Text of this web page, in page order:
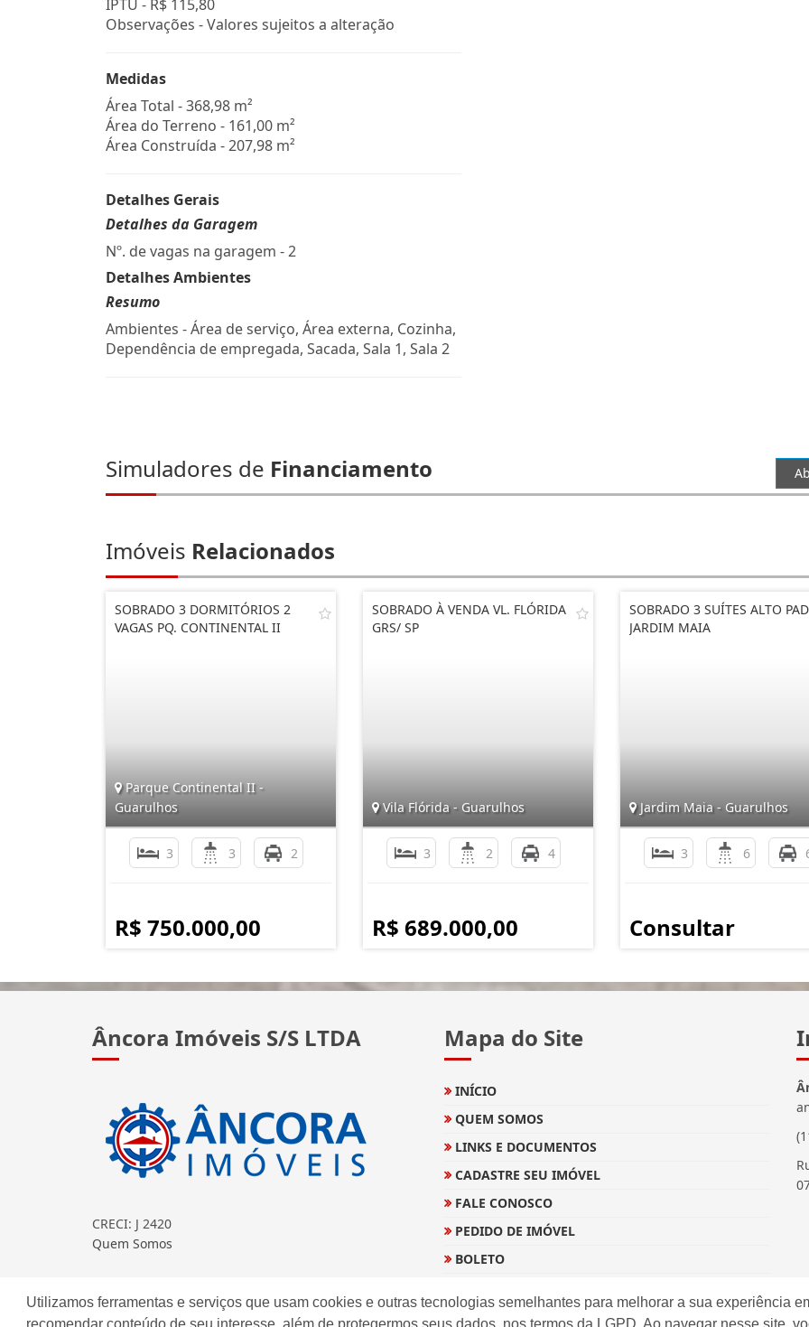
Utilizamos ferramentas e serviços que usam cookies e outras tecnologias semelhantes para melhorar a sua experiência
recomendar conteúdo de seu interesse, além de protegermos seus dados, nos termos da LGPD. Ao navegar nesse site,
IPTU - R$ 115,80
Observações - Valores sujeitos a alteração
Medidas
Área Total - 368,98 m²
Área do Terreno - 161,00 m²
Área Construída - 207,98 m²
Detalhes Gerais
Detalhes da Garagem
Nº. de vagas na garagem - 2
Detalhes Ambientes
Resumo
Ambientes - Área de serviço, Área externa, Cozinha,
Dependência de empregada, Sacada, Sala 1, Sala 2
Simuladores de Financiamento
Imóveis Relacionados
SOBRADO 3 DORMITÓRIOS 2
VAGAS PQ. CONTINENTAL II
Parque Continental II -
Guarulhos
3 3 2
R$ 750.000,00
SOBRADO À VENDA VL. FLÓRIDA
GRS/ SP
Vila Flórida - Guarulhos
3 2 4
R$ 689.000,00
SOBRADO 3 SUÍTES ALTO
JARDIM MAIA
Jardim Maia - Guarulhos
3 6
Consultar
Âncora Imóveis S/S LTDA
CRECI: J 2420
Quem Somos
Mapa do Site
INÍCIO
QUEM SOMOS
LINKS E DOCUMENTOS
CADASTRE SEU IMÓVEL
FALE CONOSCO
PEDIDO DE IMÓVEL
BOLETO